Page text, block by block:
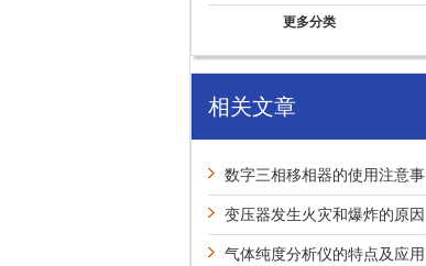
更多分类
相关文章
数字三相移相器的使用注意事
项及保养
变压器发生火灾和爆炸的原因
气体纯度分析仪的特点及应用